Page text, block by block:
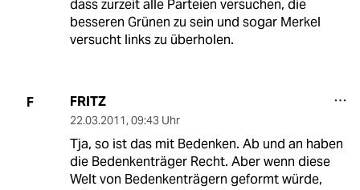
dass zurzeit alle Parteien versuchen, die
besseren Grünen zu sein und sogar Merkel
versucht links zu überholen.
F FRITZ
22.03.2011, 09:43 Uhr
Tja, so ist das mit Bedenken. Ab und an haben
die Bedenkenträger Recht. Aber wenn diese
Welt von Bedenkenträgern geformt würde,